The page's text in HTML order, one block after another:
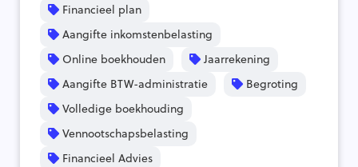
Financieel plan
Aangifte inkomstenbelasting
Online boekhouden
Jaarrekening
Aangifte BTW-administratie
Begroting
Volledige boekhouding
Vennootschapsbelasting
Financieel Advies